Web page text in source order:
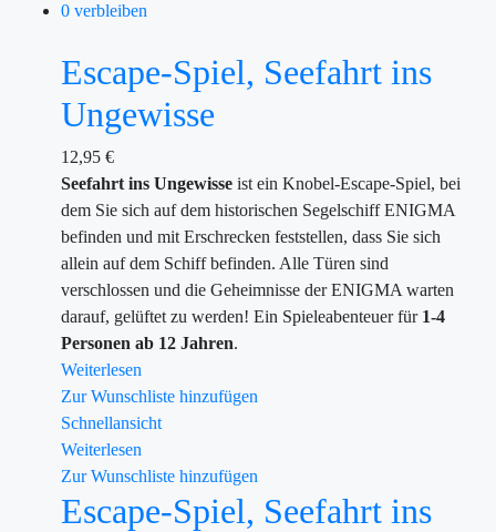
0 verbleiben
Escape-Spiel, Seefahrt ins
Ungewisse
12,95 €
Seefahrt ins Ungewisse ist ein Knobel-Escape-Spiel, bei
dem Sie sich auf dem historischen Segelschiff ENIGMA
befinden und mit Erschrecken feststellen, dass Sie sich
allein auf dem Schiff befinden. Alle Türen sind
verschlossen und die Geheimnisse der ENIGMA warten
darauf, gelüftet zu werden! Ein Spieleabenteuer für1-4
Personen ab 12 Jahren.
Weiterlesen
Zur Wunschliste hinzufügen
Schnellansicht
Weiterlesen
Zur Wunschliste hinzufügen
Escape-Spiel, Seefahrt ins